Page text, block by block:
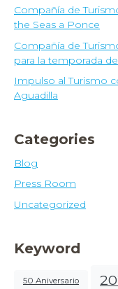
Compañía de
the Seas a Ponce
Compañía de
para la temporada
Impulso al Turismo
Aguadilla
Categories
Blog
Press Room
Uncategorized
Keyword
50 Aniversario